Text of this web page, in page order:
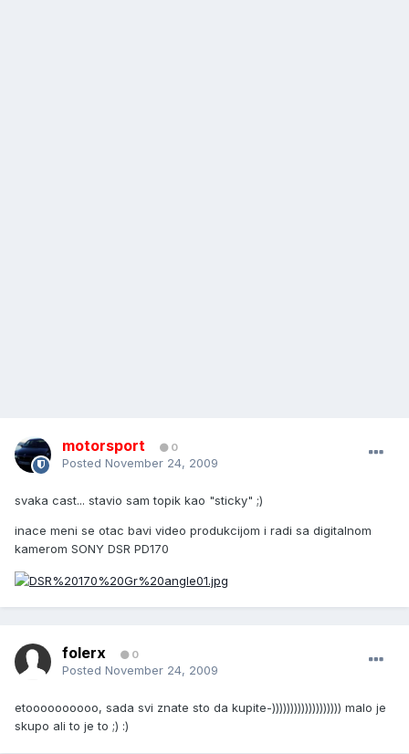
motorsport 0
Posted November 24, 2009
svaka cast... stavio sam topik kao "sticky" ;)
inace meni se otac bavi video produkcijom i radi sa digitalnom
kamerom SONY DSR PD170
folerx 0
Posted November 24, 2009
etoooooooooo, sada svi znate sto da kupite-))))))))))))))))))) malo je
skupo ali to je to ;) :)